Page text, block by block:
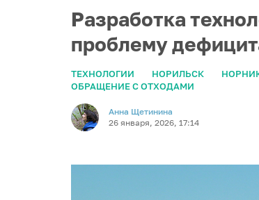
Разработка
проблему
ТЕХНОЛОГИИ НОРИЛЬСК
ОБРАЩЕНИЕ С ОТХОДАМИ
Анна Щетинина
26 января, 2026, 17:14